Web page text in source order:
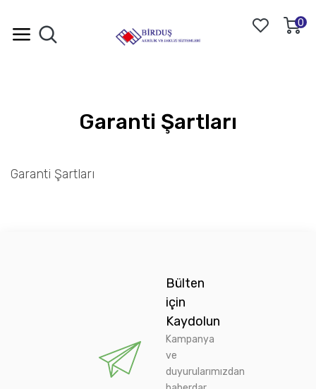
0
Garanti Şartları
Garanti Şartları
Bülten
için
Kaydolun
Kampanya
ve
duyurularımızdan